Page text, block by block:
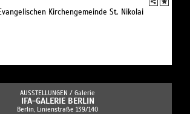
Kirchengemeinde St. Nikolai
AUSSTELLUNGEN / Galerie
IFA-GALERIE BERLIN
Berlin, Linienstraße 139/140